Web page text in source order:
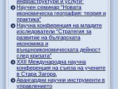
Научен семинар “Новата
икономическа география: теория и
практика”
Научна конференция на младите
изследователи “Стратегия за
развитие на българската
икономика и
външноикономическата дейност
след кризата”
ХХII Международна научна
конференция на съюза на учените
в Стара Загора,
Авангардни научни инструменти в
управлението